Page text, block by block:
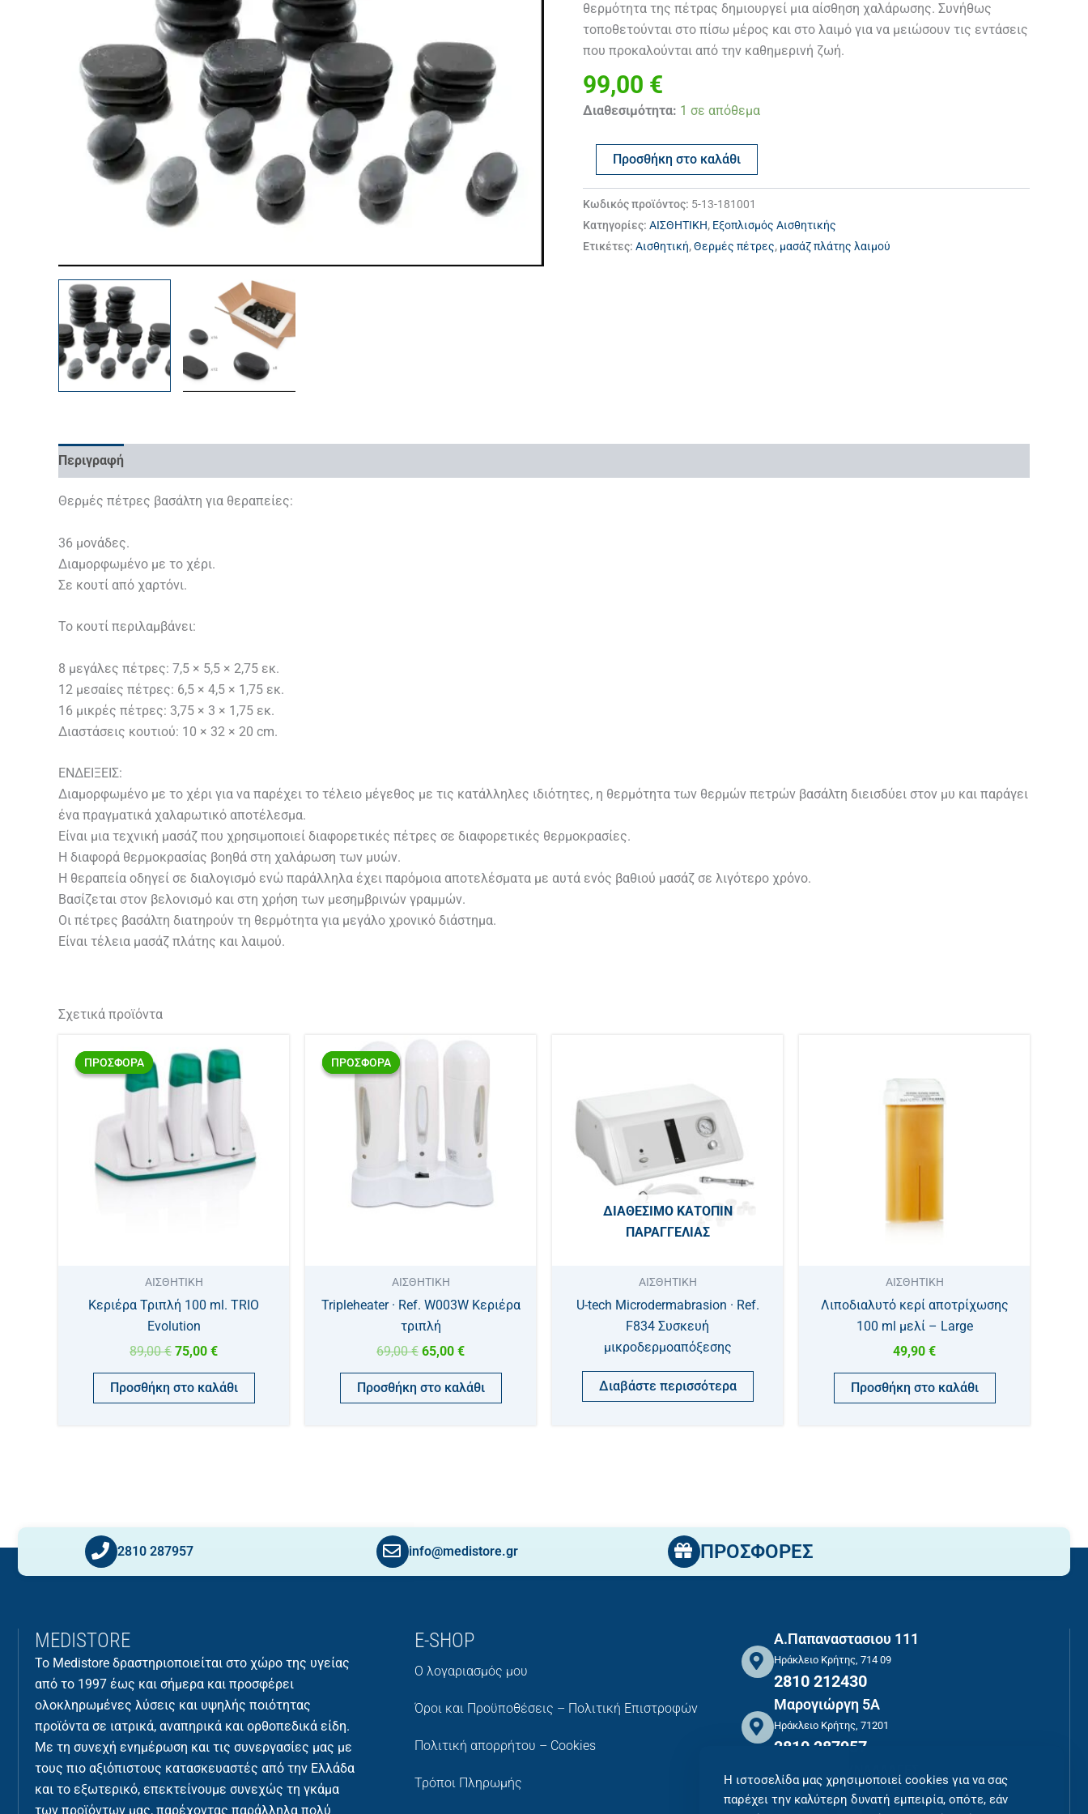
θερμότητα της πέτρας δημιουργεί μια αίσθηση χαλάρωσης. Συνήθως
τοποθετούνται στο πίσω μέρος και στο λαιμό για να μειώσουν τις εντάσεις
που προκαλούνται από την καθημερινή ζωή.
99,00 €
Διαθεσιμότητα: 1 σε απόθεμα
ποσότητα
Προσθήκη στο καλάθι
Κωδικός προϊόντος: 5-13-181001
Κατηγορίες: ΑΙΣΘΗΤΙΚΗ, Εξοπλισμός Αισθητικής
Ετικέτες: Αισθητική,Θερμές πέτρες, μασάζ πλάτης λαιμού
Περιγραφή
Θερμές πέτρες βασάλτη για θεραπείες:
36 μονάδες.
Διαμορφωμένο με το χέρι.
Σε κουτί από χαρτόνι.
Το κουτί περιλαμβάνει:
8 μεγάλες πέτρες: 7,5 × 5,5 × 2,75 εκ.
12 μεσαίες πέτρες: 6,5 × 4,5 × 1,75 εκ.
16 μικρές πέτρες: 3,75 × 3 × 1,75 εκ.
Διαστάσεις κουτιού: 10 × 32 × 20 cm.
ΕΝΔΕΙΞΕΙΣ:
Διαμορφωμένο με το χέρι για να παρέχει το τέλειο μέγεθος με τις κατάλληλες ιδιότητες, η θερμότητα των θερμών πετρών βασάλτη διεισδύει στον μυ και παράγει
ένα πραγματικά χαλαρωτικό αποτέλεσμα.
Είναι μια τεχνική μασάζ που χρησιμοποιεί διαφορετικές πέτρες σε διαφορετικές θερμοκρασίες.
Η διαφορά θερμοκρασίας βοηθά στη χαλάρωση των μυών.
Η θεραπεία οδηγεί σε διαλογισμό ενώ παράλληλα έχει παρόμοια αποτελέσματα με αυτά ενός βαθιού μασάζ σε λιγότερο χρόνο.
Βασίζεται στον βελονισμό και στη χρήση των μεσημβρινών γραμμών.
Οι πέτρες βασάλτη διατηρούν τη θερμότητα για μεγάλο χρονικό διάστημα.
Είναι τέλεια μασάζ πλάτης και λαιμού.
Σχετικά προϊόντα
ΠΡΟΣΦΟΡΑ
ΠΡΟΣΦΟΡΑ
ΑΙΣΘΗΤΙΚΗ
Κεριέρα Τριπλή 100 ml. TRIO
Evolution
89,00€
price
was:
89,00 €.
75,00 €
τρέχουσα
τιμή
Προσθήκη στο καλάθι
ΠΡΟΣΦΟΡΑ
ΠΡΟΣΦΟΡΑ
ΑΙΣΘΗΤΙΚΗ
Tripleheater · Ref. W003W Κεριέρα
τριπλή
69,00€
Original
price
69,00 €.
65,00 €
τρέχουσα
είναι:
65,00 €.
Προσθήκη στο καλάθι
ΔΙΑΘΈΣΙΜΟ ΚΑΤΌΠΙΝ
ΠΑΡΑΓΓΕΛΊΑΣ
ΑΙΣΘΗΤΙΚΗ
U-tech Microdermabrasion · Ref.
F834 Συσκευή
μικροδερμοαπόξεσης
Διαβάστε περισσότερα
ΑΙΣΘΗΤΙΚΗ
Λιποδιαλυτό κερί αποτρίχωσης
100 ml μελί – Large
49,90 €
Προσθήκη στο καλάθι
2810 287957 info@medistore.gr ΠΡΟΣΦΟΡΕΣ
MEDISTORE
Το Medistore δραστηριοποιείται στο χώρο της υγείας
από το 1997 έως και σήμερα και προσφέρει
ολοκληρωμένες λύσεις και υψηλής ποιότητας
προϊόντα σε ιατρικά, αναπηρικά και ορθοπεδικά είδη.
Με τη συνεχή ενημέρωση και τις συνεργασίες μας με
τους πιο αξιόπιστους κατασκευαστές από την Ελλάδα
και το εξωτερικό, επεκτείνουμε συνεχώς τη γκάμα
των προϊόντων μας, παρέχοντας παράλληλα πολύ
E-SHOP
Ο λογαριασμός μου
Όροι και Προϋποθέσεις – Πολιτική Επιστροφών
Πολιτική απορρήτου – Cookies
Τρόποι Πληρωμής
Α.Παπαναστασιου 111
Ηράκλειο Κρήτης, 714 09
2810 212430
Μαρογιώργη 5Α
Ηράκλειο Κρήτης, 71201
2810 287957
ΠΛΗΡΩΜΕΣ ΜΕ ΑΣΦΑΛΕΙΑ
Η ιστοσελίδα μας χρησιμοποιεί cookies για να σας
παρέχει την καλύτερη δυνατή εμπειρία, οπότε, εάν